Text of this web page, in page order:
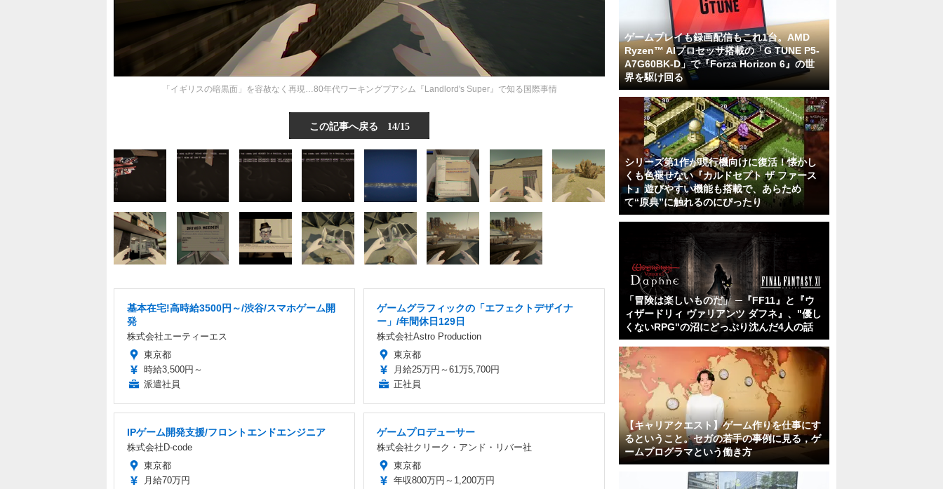
「イギリスの暗黒面」を容赦なく再現…80年代ワーキングプアシム『Landlord's Super』で知る国際事情
この記事へ戻る 14/15
基本在宅!高時給3500円～/渋谷/スマホゲーム開
発
株式会社エーティーエス
東京都
時給3,500円～
派遣社員
ゲームグラフィックの「エフェクトデザイナ
ー」/年間休日129日
株式会社Astro Production
東京都
月給25万円～61万5,700円
正社員
IPゲーム開発支援/フロントエンドエンジニア
株式会社D-code
東京都
月給70万円
ゲームプロデューサー
株式会社クリーク・アンド・リバー社
東京都
年収800万円～1,200万円
ゲームプレイも録画配信もこれ1台。AMD
Ryzen™ AIプロセッサ搭載の「G TUNE P5-
A7G60BK-D」で『Forza Horizon 6』の世
界を駆け回る
シリーズ第1作が現行機向けに復活！懐かし
くも色褪せない『カルドセプト ザ ファース
ト』遊びやすい機能も搭載で、あらため
て“原典”に触れるのにぴったり
「冒険は楽しいものだ」 ─『FF11』と『ウ
ィザードリィ ヴァリアンツ ダフネ』、"優し
くないRPG"の沼にどっぷり沈んだ4人の話
【キャリアクエスト】ゲーム作りを仕事にす
るということ。セガの若手の事例に見る，ゲ
ームプログラマという働き方